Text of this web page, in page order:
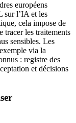
européens
sur l’IA et les
cela impose de
tracer les traitements
sensibles. Les
via la
: registre des
et décisions